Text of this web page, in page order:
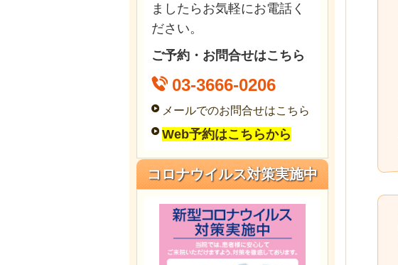
ましたらお気軽にお電話く
ださい。
ご予約・お問合せはこちら
03-3666-0206
メールでのお問合せはこちら
Web予約はこちらから
コロナウイルス対策実施中